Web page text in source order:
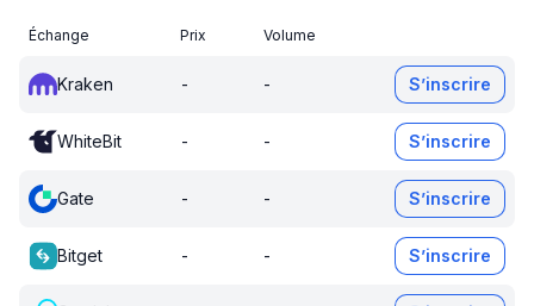
Échange Prix Volume
Kraken - - S’inscrire
WhiteBit - - S’inscrire
Gate - - S’inscrire
Bitget - - S’inscrire